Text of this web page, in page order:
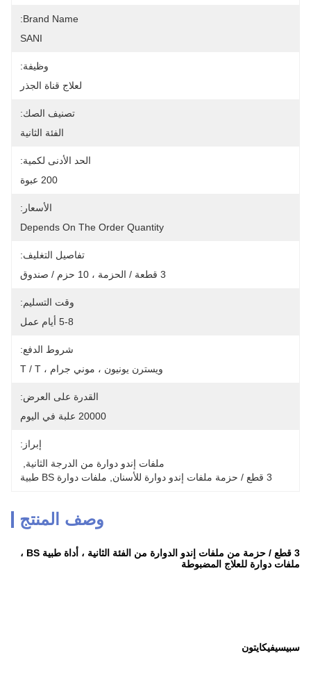
Brand Name:
SANI
وظيفة:
لعلاج قناة الجذر
تصنيف الصك:
الفئة الثانية
الحد الأدنى لكمية:
200 عبوة
الأسعار:
Depends On The Order Quantity
تفاصيل التغليف:
3 قطعة / الحزمة ، 10 حزم / صندوق
وقت التسليم:
5-8 أيام عمل
شروط الدفع:
ويسترن يونيون ، موني جرام ، T / T
القدرة على العرض:
20000 علبة في اليوم
إبراز:
ملفات إندو دوارة من الدرجة الثانية
3 قطع / حزمة ملفات إندو دوارة للأسنان
ملفات دوارة BS طبية
وصف المنتج
3 قطع / حزمة من ملفات إندو الدوارة من الفئة الثانية ، أداة طبية BS ،
ملفات دوارة للعلاج المضبوطة
سبيسيفيكايتون